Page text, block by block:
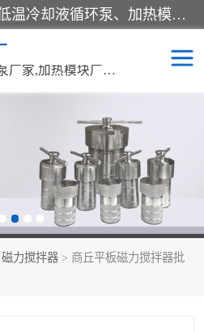
郑州杜甫仪器厂主营：低温冷却液循环泵、加热模块、水热合成反应釜、水油浴锅、旋转蒸发器、循环水真空泵等产品。郑州杜甫仪器厂在众多的教学仪器行业中依靠科技力量扬长避短、迅速发展，成为国家教委*生产教学仪器的厂家，产品具有国内良好水平，主导产品通过ISO9002质量认证。
低温冷却液循环泵厂家,加热模块厂家,水热合成反应釜厂家,水油浴锅厂家,旋转蒸发器厂家
磁力搅拌器 > 商丘平板磁力搅拌器批
水热合成反应釜厂家
加热模块厂家
气流烘干器
双层玻璃反应釜10L